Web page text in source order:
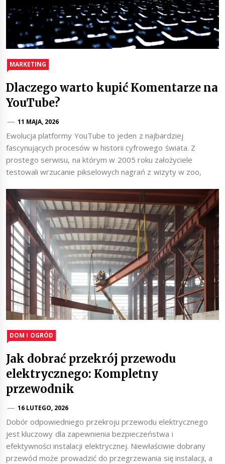
MARKETING
Dlaczego warto kupić Komentarze na
YouTube?
11 MAJA, 2026
Ewolucja platformy YouTube to jeden z najbardziej
fascynujących procesów w historii cyfrowego świata. Z
prostego serwisu, na którym w 2005 roku założyciele
testowali wrzucanie pikselowych nagrań z wizyty w zoo,
DOM I OGRÓD
Jak dobrać przekrój przewodu
elektrycznego: Kompletny
przewodnik
16 LUTEGO, 2026
Dobór odpowiedniego przekroju przewodu elektrycznego
jest kluczowy dla zapewnienia bezpieczeństwa i
efektywności instalacji elektrycznej. Niewłaściwie dobrany
przewód może prowadzić do przegrzewania się instalacji, a